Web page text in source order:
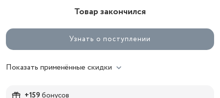
Товар закончился
Узнать о поступлении
Показать применённые скидки
+159бонусов